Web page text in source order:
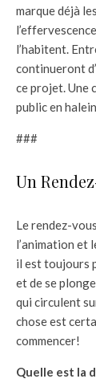
marque déjà
l’habitent.
continueront
ce projet. Une
public en
###
Un
Le rendez-
l’animation et
il est toujours
et de se
qui circulent
chose est
commencer!
Quelle est la